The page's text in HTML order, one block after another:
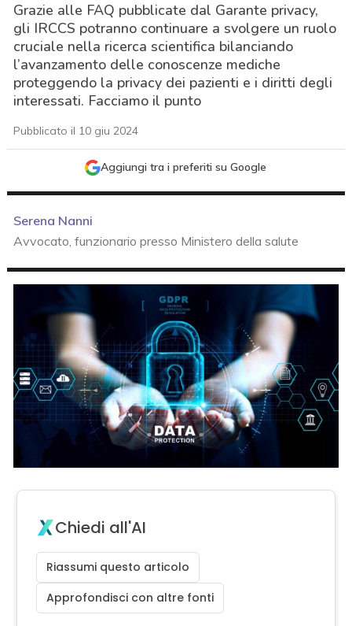
Grazie alle FAQ pubblicate dal Garante privacy,
gli IRCCS potranno continuare a svolgere un ruolo
cruciale nella ricerca scientifica bilanciando
l’avanzamento delle conoscenze mediche
proteggendo la privacy dei pazienti e i diritti degli
interessati. Facciamo il punto
Pubblicato il 10 giu 2024
Aggiungi tra i preferiti su Google
Serena Nanni
Avvocato, funzionario presso Ministero della salute
Chiedi all'AI
Riassumi questo articolo
Approfondisci con altre fonti